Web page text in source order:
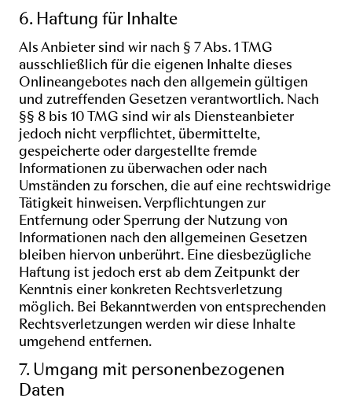
6. Haftung für Inhalte
Als Anbieter sind wir nach § 7 Abs. 1 TMG
ausschließlich für die eigenen Inhalte dieses
Onlineangebotes nach den allgemein gültigen
und zutreffenden Gesetzen verantwortlich. Nach
§§ 8 bis 10 TMG sind wir als Diensteanbieter
jedoch nicht verpflichtet, übermittelte,
gespeicherte oder dargestellte fremde
Informationen zu überwachen oder nach
Umständen zu forschen, die auf eine rechtswidrige
Tätigkeit hinweisen. Verpflichtungen zur
Entfernung oder Sperrung der Nutzung von
Informationen nach den allgemeinen Gesetzen
bleiben hiervon unberührt. Eine diesbezügliche
Haftung ist jedoch erst ab dem Zeitpunkt der
Kenntnis einer konkreten Rechtsverletzung
möglich. Bei Bekanntwerden von entsprechenden
Rechtsverletzungen werden wir diese Inhalte
umgehend entfernen.
7. Umgang mit personenbezogenen
Daten